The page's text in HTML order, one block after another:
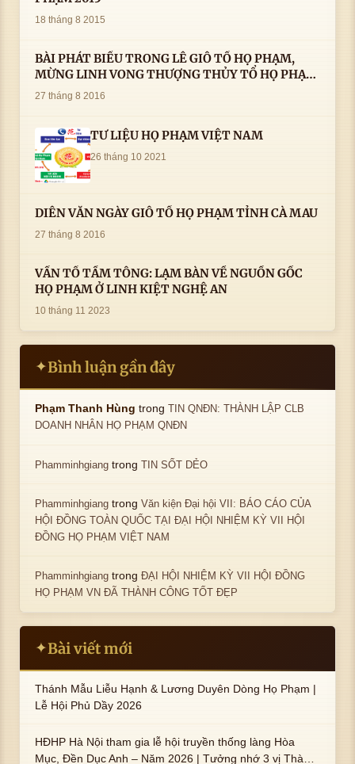
18 tháng 8 2015
BÀI PHÁT BIỂU TRONG LÊ GIỖ TỔ HỌ PHẠM,
MỪNG LINH VONG THƯỢNG THỦY TỔ HỌ PHẠM
AN VỊ TAI CÀ MAU- ( 22/8/2016) CỦA LS.TS.NV.
27 tháng 8 2016
TƯ LIỆU HỌ PHẠM VIỆT NAM
26 tháng 10 2021
DIỄN VĂN NGÀY GIỖ TỔ HỌ PHẠM TỈNH CÀ MAU
27 tháng 8 2016
VẤN TỔ TẦM TÔNG: LẠM BÀN VỀ NGUỒN GỐC
HỌ PHẠM Ở LINH KIỆT NGHỆ AN
10 tháng 11 2023
✦Bình luận gần đây
Phạm Thanh Hùng trongTIN QNĐN: THÀNH LẬP CLB
DOANH NHÂN HỌ PHẠM QNĐN
Phamminhgiang trongTIN SỐT DẺO
Phamminhgiang trongVăn kiện Đại hội VII: BÁO CÁO CỦA
HỘI ĐỒNG TOÀN QUỐC TẠI ĐẠI HỘI NHIỆM KỲ VII HỘI
ĐỒNG HỌ PHẠM VIỆT NAM
Phamminhgiang trongĐẠI HỘI NHIỆM KỲ VII HỘI ĐỒNG
HỌ PHẠM VN ĐÃ THÀNH CÔNG TỐT ĐẸP
✦Bài viết mới
Thánh Mẫu Liễu Hạnh & Lương Duyên Dòng Họ Phạm |
Lễ Hội Phủ Dầy 2026
HĐHP Hà Nội tham gia lễ hội truyền thống làng Hòa
Mục, Đền Dục Anh – Năm 2026 | Tưởng nhớ 3 vị Thành